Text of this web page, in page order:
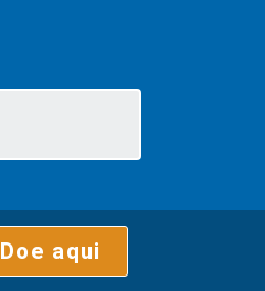
Doe aqui